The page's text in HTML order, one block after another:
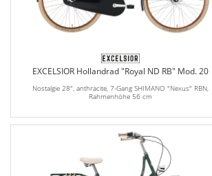
EXCELSIOR Hollandrad "Royal ND RB" Mod. 20
Nostalgie 28", anthracite, 7-Gang SHIMANO "Nexus" RBN,
Rahmenhöhe 56 cm